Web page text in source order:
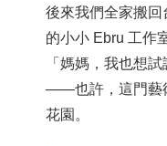
後來我們全家搬回
的小小 Ebru 工作
「媽媽，我也想
——也許，這門藝
花園。